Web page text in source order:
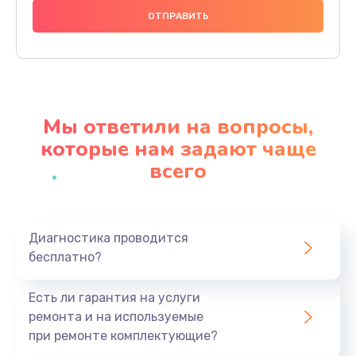
2500 руб.
Заказать
Замена микропереключателей
Замена микросхемы зарядки
Заказать
Мы ответили на вопросы,
которые нам задают чаще
всего
Диагностика проводится
бесплатно?
Есть ли гарантия на услуги
ремонта и на используемые
при ремонте комплектующие?